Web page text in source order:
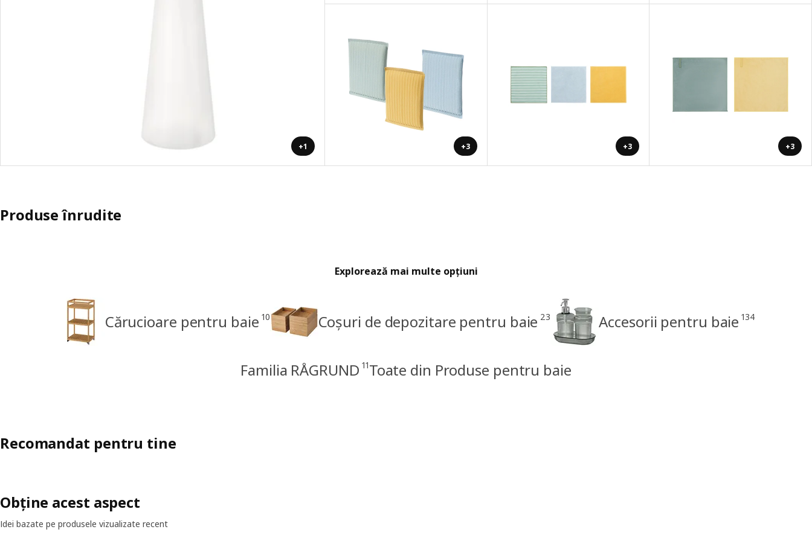
+1 +3 +3 +3
Produse înrudite
Explorează mai multe opțiuni
Cărucioare pentru baie 10 Coșuri de depozitare pentru baie 23 Accesorii pentru baie 134
Familia RÅGRUND 11Toate din Produse pentru baie
Recomandat pentru tine
Obține acest aspect
Idei bazate pe produsele vizualizate recent